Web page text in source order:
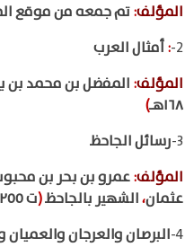
المؤلف:تم جمعه من موقع
2-
:أمثال العرب
المؤلف: المفضل بن محمد بن
١٦٨هـ
)
3- رسائل الجاحظ
المؤلف:عمرو بن بحر بن محبوب
عثمان،الشهير بالجاحظ(ت ٢٥٥هـ
4- البرصان والعرجان والعميان